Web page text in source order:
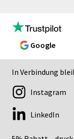
Google
In Verbindung
Instagram
LinkedIn